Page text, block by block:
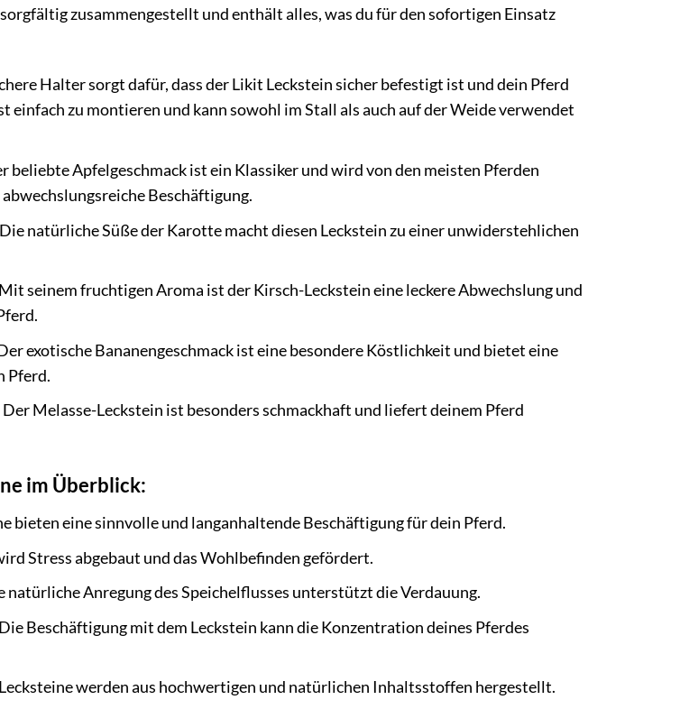
zusammengestellt und enthält alles, was du für den sofortigen Einsatz
Halter sorgt dafür, dass der Likit Leckstein sicher befestigt ist und dein Pferd
einfach zu montieren und kann sowohl im Stall als auch auf der Weide verwendet
beliebte Apfelgeschmack ist ein Klassiker und wird von den meisten Pferden
Beschäftigung.
Die natürliche Süße der Karotte macht diesen Leckstein zu einer unwiderstehlichen
Mit seinem fruchtigen Aroma ist der Kirsch-Leckstein eine leckere Abwechslung und
exotische Bananengeschmack ist eine besondere Köstlichkeit und bietet eine
Pferd.
Der Melasse-Leckstein ist besonders schmackhaft und liefert deinem Pferd
im Überblick:
bieten eine sinnvolle und langanhaltende Beschäftigung für dein Pferd.
Stress abgebaut und das Wohlbefinden gefördert.
natürliche Anregung des Speichelflusses unterstützt die Verdauung.
Die Beschäftigung mit dem Leckstein kann die Konzentration deines Pferdes
werden aus hochwertigen und natürlichen Inhaltsstoffen hergestellt.